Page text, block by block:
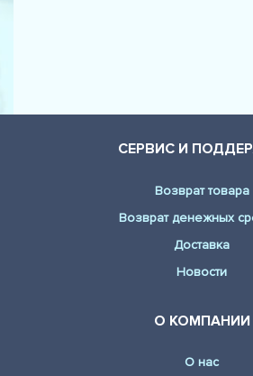
СЕРВИС И
Возврат товара
Возврат денежных
Доставка
Новости
О КОМПАНИИ
О нас